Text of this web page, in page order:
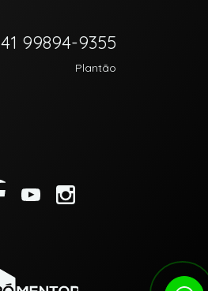
41 99894-9355
Plantão